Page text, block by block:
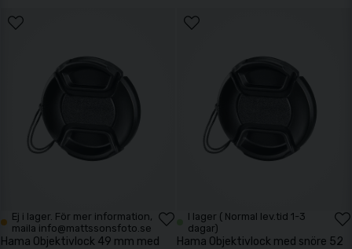
Ej i lager. För mer information,
maila info@mattssonsfoto.se
Hama Objektivlock 49 mm med
I lager ( Normal lev.tid 1-3
dagar)
Hama Objektivlock med snöre 52